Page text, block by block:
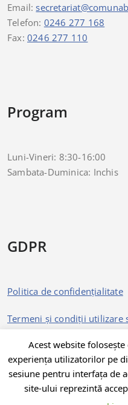
Email:
Telefon: 0246 277 168
Fax: 0246 277 110
Program
Luni-Vineri: 8:30-16:00
Sambata-Duminica: Inchis
GDPR
Politica de confidențialitate
Termeni și condiții utilizare
Acest website
experiența utilizatorilor pe
sesiune pentru interfața de
site-ului reprezintă